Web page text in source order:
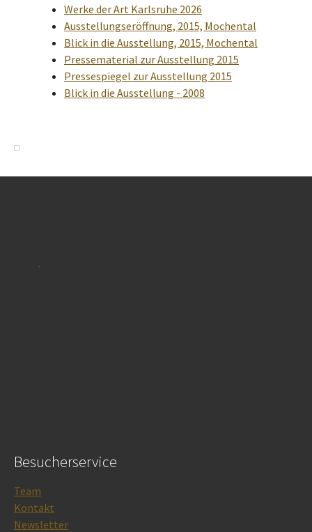
Werke der Art Karlsruhe 2026
Ausstellungseröffnung, 2015, Mochental
Blick in die Ausstellung, 2015, Mochental
Pressematerial zur Ausstellung 2015
Pressespiegel zur Ausstellung 2015
Blick in die Ausstellung - 2008
Besucherservice
Team
Kontakt
Newsletter